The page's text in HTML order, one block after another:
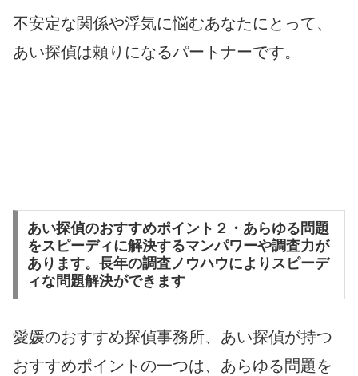
不安定な関係や浮気に悩むあなたにとって、
あい探偵は頼りになるパートナーです。
あい探偵のおすすめポイント２・あらゆる問題
をスピーディに解決するマンパワーや調査力が
あります。長年の調査ノウハウによりスピーデ
ィな問題解決ができます
愛媛のおすすめ探偵事務所、あい探偵が持つ
おすすめポイントの一つは、あらゆる問題を